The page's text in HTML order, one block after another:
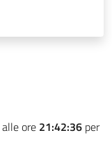
alle ore 21:42:36 per